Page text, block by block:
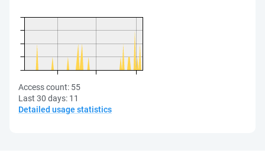
Access count: 55
Last 30 days: 11
Detailed usage statistics